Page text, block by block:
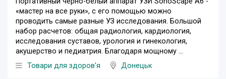
«мастер на все руки», с его помощью можно
проводить самые разные УЗ исследования. Большой
набор расчетов: общая радиология, кардиология,
исследования суставов, урология и гинекология,
акушерство и педиатрия. Благодаря мощному ...
Товари для здоров'я
Донецьк